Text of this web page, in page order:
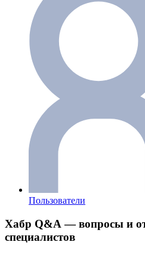
Пользователи
Хабр Q&A — вопросы и
специалистов